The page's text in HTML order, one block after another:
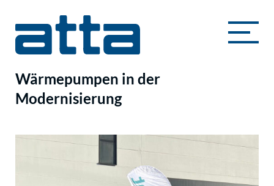
Wärmepumpen in der
Modernisierung